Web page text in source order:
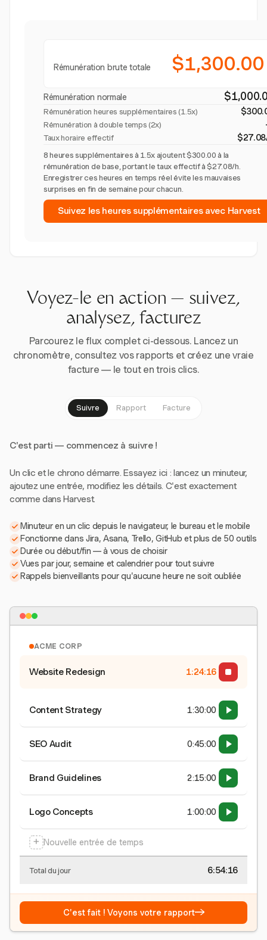
Rémunération brute totale $1,300.00
Rémunération normale
Rémunération heures supplémentaires (1.5x)
Rémunération à double temps (2x)
Taux horaire effectif
8 heures supplémentaires à 1.5x ajoutent $300.00 à la
rémunération de base, portant le taux effectif à $27.08/h.
Enregistrer ces heures en temps réel évite les mauvaises
surprises en fin de semaine pour chacun.
Suivez les heures supplémentaires avec Harvest
Voyez-le en action — suivez,
analysez, facturez
Parcourez le flux complet ci-dessous. Lancez un
chronomètre, consultez vos rapports et créez une vraie
facture — le tout en trois clics.
Suivre Rapport Facture
C'est parti — commencez à suivre !
Un clic et le chrono démarre. Essayez ici : lancez un minuteur,
ajoutez une entrée, modifiez les détails. C'est exactement
comme dans Harvest.
Minuteur en un clic depuis le navigateur, le bureau et le mobile
Fonctionne dans Jira, Asana, Trello, GitHub et plus de 50 outils
Durée ou début/fin — à vous de choisir
Vues par jour, semaine et calendrier pour tout suivre
Rappels bienveillants pour qu'aucune heure ne soit oubliée
ACME CORP
Website Redesign 1:24:17
Content Strategy 1:30:00
SEO Audit 0:45:00
Brand Guidelines 2:15:00
Logo Concepts 1:00:00
+ Nouvelle entrée de temps
Total du jour 6:54:17
C'est fait ! Voyons votre rapport→